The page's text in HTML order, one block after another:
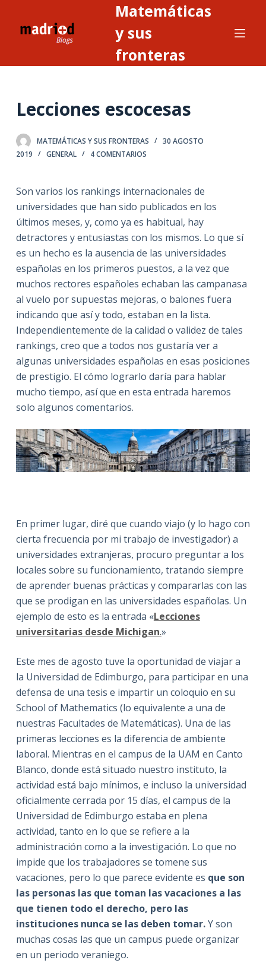
o
e
n
o
Matemáticas
y sus
fronteras
Lecciones escocesas
MATEMÁTICAS Y SUS FRONTERAS
30 AGOSTO
2019
GENERAL 4 COMENTARIOS
Son varios los rankings internacionales de
universidades que han sido publicados en los
últimos meses, y, como ya es habitual, hay
detractores y entusiastas con los mismos. Lo que sí
es un hecho es la ausencia de las universidades
españolas en los primeros puestos, a la vez que
muchos rectores españoles echaban las campanasa
al vuelo por supuestas mejoras, o balones fuera
indicando que así y todo, estaban en la lista.
Independientemente de la calidad o validez de tales
rankings, creo que a todos nos gustaría ver a
algunas universidades españolas en esas posiciones
de prestigio. El cómo lograrlo daría para hablar
mucho tiempo, así que en esta entrada haremos
solo algunos comentarios.
En primer lugar, diré que cuando viajo (y lo hago con
cierta frecuencia por mi trabajo de investigador) a
universidades extranjeras, procuro preguntar a los
locales sobre su funcionamiento, tratando siempre
de aprender buenas prácticas y compararlas con las
que se prodigan en las universidades españolas. Un
ejemplo de esto es la entrada «Lecciones
universitarias desde Michigan.»
Este mes de agosto tuve la oportunidad de viajar a
la Universidad de Edimburgo, para participar en una
defensa de una tesis e impartir un coloquio en su
School of Mathematics (lo equivalente a una de
nuestras Facultades de Matemáticas). Una de las
primeras lecciones es la diferencia de ambiente
laboral. Mientras en el campus de la UAM en Canto
Blanco, donde está situado nuestro instituto, la
actividad está bajo mínimos, e incluso la universidad
oficialmente cerrada por 15 días, el campus de la
Universidad de Edimburgo estaba en plena
actividad, tanto en lo que se refiere a la
administración como a la investigación. Lo que no
impide que los trabajadores se tomene sus
vacaciones, pero lo que parece evidente es que son
las personas las que toman las vacaciones a las
que tienen todo el derecho, pero las
instituciones nunca se las deben tomar.Y son
muchas cosas las que un campus puede organizar
en un periodo veraniego.